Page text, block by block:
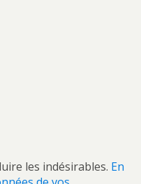
les indésirables. En